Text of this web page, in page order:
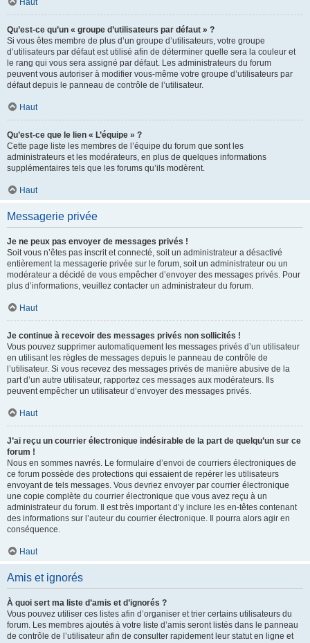
Haut
Qu’est-ce qu’un « groupe d’utilisateurs par défaut » ?
Si vous êtes membre de plus d’un groupe d’utilisateurs, votre groupe
d’utilisateurs par défaut est utilisé afin de déterminer quelle sera la couleur et
le rang qui vous sera assigné par défaut. Les administrateurs du forum
peuvent vous autoriser à modifier vous-même votre groupe d’utilisateurs par
défaut depuis le panneau de contrôle de l’utilisateur.
Haut
Qu’est-ce que le lien « L’équipe » ?
Cette page liste les membres de l’équipe du forum que sont les
administrateurs et les modérateurs, en plus de quelques informations
supplémentaires tels que les forums qu’ils modèrent.
Haut
Messagerie privée
Je ne peux pas envoyer de messages privés !
Soit vous n’êtes pas inscrit et connecté, soit un administrateur a désactivé
entièrement la messagerie privée sur le forum, soit un administrateur ou un
modérateur a décidé de vous empêcher d’envoyer des messages privés. Pour
plus d’informations, veuillez contacter un administrateur du forum.
Haut
Je continue à recevoir des messages privés non sollicités !
Vous pouvez supprimer automatiquement les messages privés d’un utilisateur
en utilisant les règles de messages depuis le panneau de contrôle de
l’utilisateur. Si vous recevez des messages privés de manière abusive de la
part d’un autre utilisateur, rapportez ces messages aux modérateurs. Ils
peuvent empêcher un utilisateur d’envoyer des messages privés.
Haut
J’ai reçu un courrier électronique indésirable de la part de quelqu’un sur ce
forum !
Nous en sommes navrés. Le formulaire d’envoi de courriers électroniques de
ce forum possède des protections qui essaient de repérer les utilisateurs
envoyant de tels messages. Vous devriez envoyer par courrier électronique
une copie complète du courrier électronique que vous avez reçu à un
administrateur du forum. Il est très important d’y inclure les en-têtes contenant
des informations sur l’auteur du courrier électronique. Il pourra alors agir en
conséquence.
Haut
Amis et ignorés
À quoi sert ma liste d’amis et d’ignorés ?
Vous pouvez utiliser ces listes afin d’organiser et trier certains utilisateurs du
forum. Les membres ajoutés à votre liste d’amis seront listés dans le panneau
de contrôle de l’utilisateur afin de consulter rapidement leur statut en ligne et